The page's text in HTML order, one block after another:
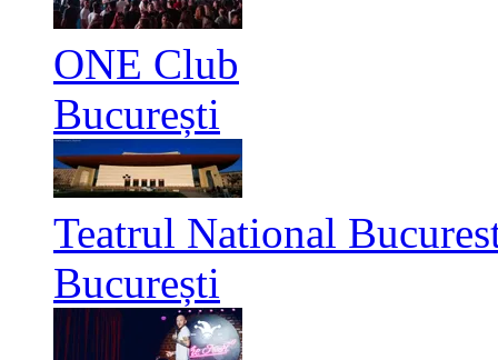
ONE Club
București
Teatrul National
București